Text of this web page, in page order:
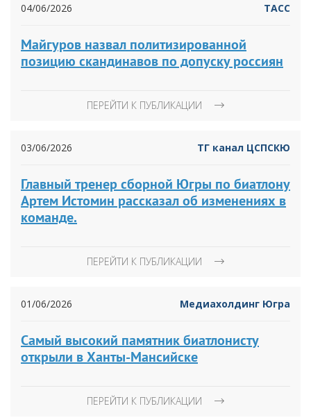
04/06/2026 ТАСС
Майгуров назвал политизированной
позицию скандинавов по допуску россиян
ПЕРЕЙТИ К ПУБЛИКАЦИИ
03/06/2026 ТГ канал ЦСПСКЮ
Главный тренер сборной Югры по биатлону
Артем Истомин рассказал об изменениях в
команде.
ПЕРЕЙТИ К ПУБЛИКАЦИИ
01/06/2026 Медиахолдинг Югра
Самый высокий памятник биатлонисту
открыли в Ханты-Мансийске
ПЕРЕЙТИ К ПУБЛИКАЦИИ